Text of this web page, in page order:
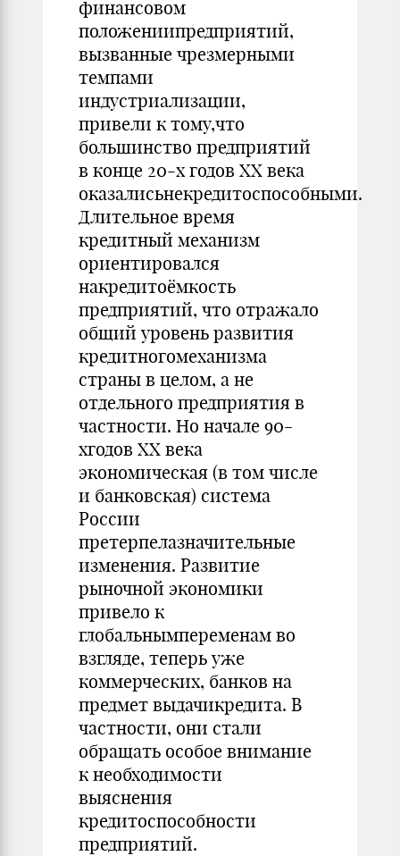
финансовом
положениипредприятий,
вызванные чрезмерными
темпами
индустриализации,
привели к тому,что
большинство предприятий
в конце 20-х годов ХХ века
оказалисьнекредитоспособными.
Длительное время
кредитный механизм
ориентировался
накредитоёмкость
предприятий, что отражало
общий уровень развития
кредитногомеханизма
страны в целом, а не
отдельного предприятия в
частности. Но начале 90-
хгодов ХХ века
экономическая (в том числе
и банковская) система
России
претерпелазначительные
изменения. Развитие
рыночной экономики
привело к
глобальнымпеременам во
взгляде, теперь уже
коммерческих, банков на
предмет выдачикредита. В
частности, они стали
обращать особое внимание
к необходимости
выяснения
кредитоспособности
предприятий.